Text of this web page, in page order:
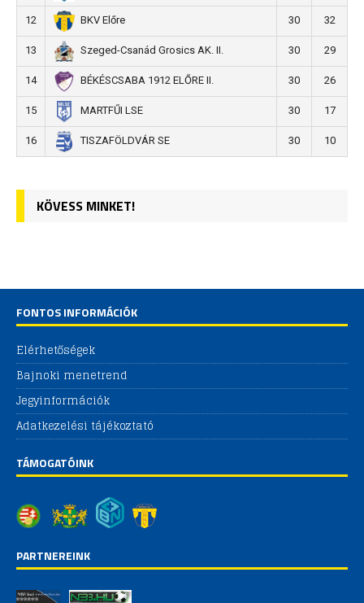
12 BKV Előre 30 32
13 Szeged-Csanád Grosics AK. II. 30 29
14 BÉKÉSCSABA 1912 ELŐRE II. 30 26
15 MARTFŰI LSE 30 17
16 TISZAFÖLDVÁR SE 30 10
KÖVESS MINKET!
FONTOS INFORMÁCIÓK
Elérhetőségek
Bajnoki menetrend
Jegyinformációk
Adatkezelési tájékoztató
TÁMOGATÓINK
PARTNEREINK